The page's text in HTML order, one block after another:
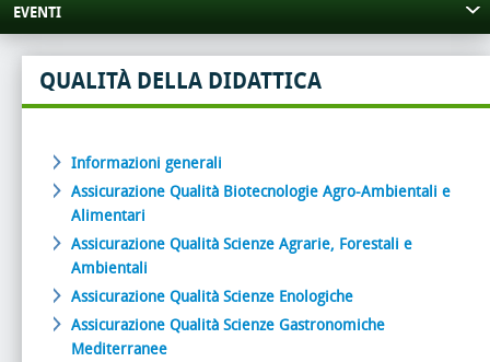
EVENTI
QUALITÀ DELLA DIDATTICA
Informazioni generali
Assicurazione Qualità Biotecnologie Agro-Ambientali e
Alimentari
Assicurazione Qualità Scienze Agrarie, Forestali e
Ambientali
Assicurazione Qualità Scienze Enologiche
Assicurazione Qualità Scienze Gastronomiche
Mediterranee